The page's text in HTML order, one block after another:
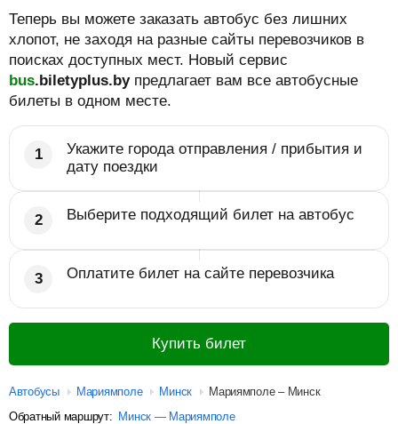
Теперь вы можете заказать автобус без лишних
хлопот, не заходя на разные сайты перевозчиков в
поисках доступных мест. Новый сервис
bus.biletyplus.byпредлагает вам все автобусные
билеты в одном месте.
Укажите города отправления / прибытия и
дату поездки
Выберите подходящий билет на автобус
Оплатите билет на сайте перевозчика
Купить билет
Автобусы Мариямполе Минск
Мариямполе – Минск
Обратный маршрут: Минск — Мариямполе